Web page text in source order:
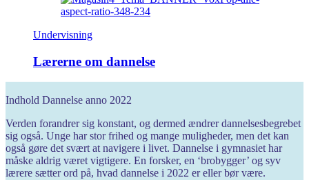
Undervisning
Lærerne om dannelse
Indhold Dannelse anno 2022
Verden forandrer sig konstant, og dermed ændrer dannelsesbegrebet
sig også. Unge har stor frihed og mange muligheder, men det kan
også gøre det svært at navigere i livet. Dannelse i gymnasiet har
måske aldrig været vigtigere. En forsker, en ‘brobygger’ og syv
lærere sætter ord på, hvad dannelse i 2022 er eller bør være.